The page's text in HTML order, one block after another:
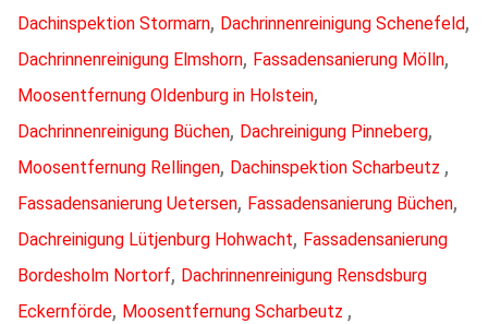
Dachinspektion Stormarn, Dachrinnenreinigung Schenefeld,
Dachrinnenreinigung Elmshorn, Fassadensanierung Mölln,
Moosentfernung Oldenburg in Holstein,
Dachrinnenreinigung Büchen, Dachreinigung Pinneberg,
Moosentfernung Rellingen, Dachinspektion Scharbeutz ,
Fassadensanierung Uetersen, Fassadensanierung Büchen,
Dachreinigung Lütjenburg Hohwacht, Fassadensanierung
Bordesholm Nortorf, Dachrinnenreinigung Rensdsburg
Eckernförde, Moosentfernung Scharbeutz ,